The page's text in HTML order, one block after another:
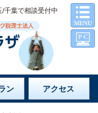
千葉で相談受付中
ン アクセス